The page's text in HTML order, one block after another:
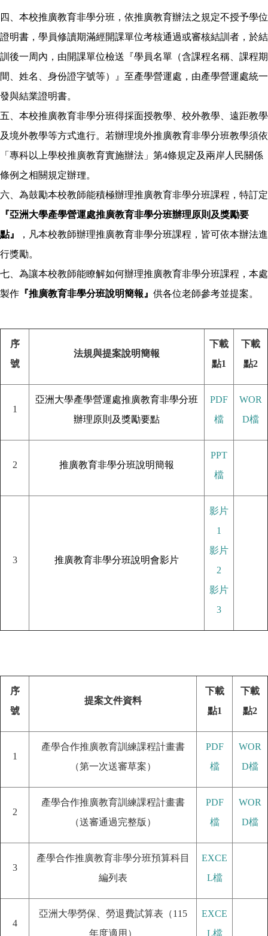
四、本校推廣教育非學分班，依推廣教育辦法之規定不授予學位
證明書，學員修讀期滿經開課單位考核通過或審核結訓者，於結
訓後一周內，由開課單位檢送『學員名單（含課程名稱、課程期
間、姓名、身份證字號等）』至產學營運處，由產學營運處統一
發與結業證明書。
五、本校推廣教育非學分班得採面授教學、校外教學、遠距教學
及境外教學等方式進行。若辦理境外推廣教育非學分班教學須依
「專科以上學校推廣教育實施辦法」第4條規定及兩岸人民關係
條例之相關規定辦理。
六、為鼓勵本校教師能積極辦理推廣教育非學分班課程，特訂定
『亞洲大學產學營運處推廣教育非學分班辦理原則及獎勵要
點』
，凡本校教師辦理推廣教育非學分班課程，皆可依本辦法進
行獎勵。
七、為讓本校教師能瞭解如何辦理推廣教育非學分班課程，本處
製作 『推廣教育非學分班說明簡報』 供各位老師參考並提案。
序
號
法規與提案說明簡報
下載
點1
下載
點2
1
亞洲大學產學營運處推廣教育非學分班
辦理原則及獎勵要點
PDF
檔
WOR
D檔
2 推廣教育非學分班說明簡報
PPT
檔
3 推廣教育非學分班說明會影片
影片
1
影片
2
影片
3
序
號
提案文件資料
下載
點1
下載
點2
1
產學合作推廣教育訓練課程計畫書
（第一次送審草案）
PDF
檔
WOR
D檔
2
產學合作推廣教育訓練課程計畫書
（送審通過完整版）
PDF
檔
WOR
D檔
3
產學合作推廣教育非學分班預算科目
編列表
EXCE
L檔
4
亞洲大學勞保、勞退費試算表（115
年度適用）
EXCE
L檔